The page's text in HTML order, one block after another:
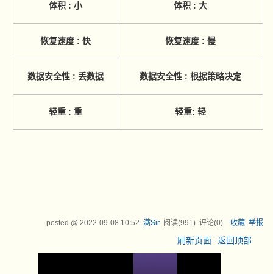
体积 : 小 体积 : 大
恢复速度 : 快 恢复速度 : 慢
数据安全性 : 丢数据 数据安全性 : 根据策略决定
轻重 : 重 轻重: 轻
posted @ 2022-09-08 10:52 满Sir阅读(991) 评论(0) 收藏 举报
刷新页面 返回顶部